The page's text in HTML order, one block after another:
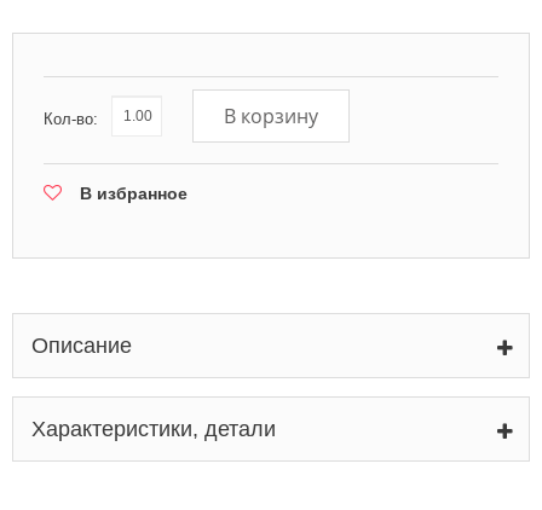
Кол-во: В корзину
В избранное
Описание
Характеристики, детали